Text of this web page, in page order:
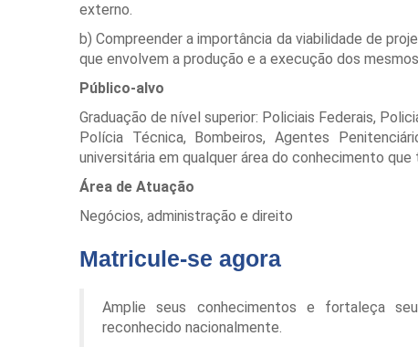
externo.
b) Compreender a importância da viabilidade de
que envolvem a produção e a execução dos
Público-alvo
Graduação de nível superior: Policiais Federais,
Polícia Técnica, Bombeiros, Agentes
universitária em qualquer área do conhecimento
Área de Atuação
Negócios, administração e direito
Matricule-se agora
Amplie seus conhecimentos e fortaleça
reconhecido nacionalmente.